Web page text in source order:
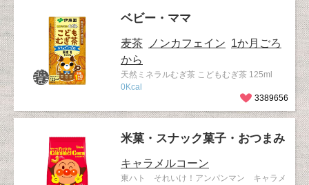
ベビー・ママ
麦茶 ノンカフェイン 1か月ごろ
から
天然ミネラルむぎ茶 こどもむぎ茶 125ml
0Kcal
3389656
米菓・スナック菓子・おつまみ
キャラメルコーン
東ハト それいけ！アンパンマン キャラメ